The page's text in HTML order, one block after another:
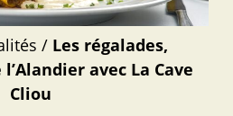
/ Les régalades,
avec La Cave
Cliou